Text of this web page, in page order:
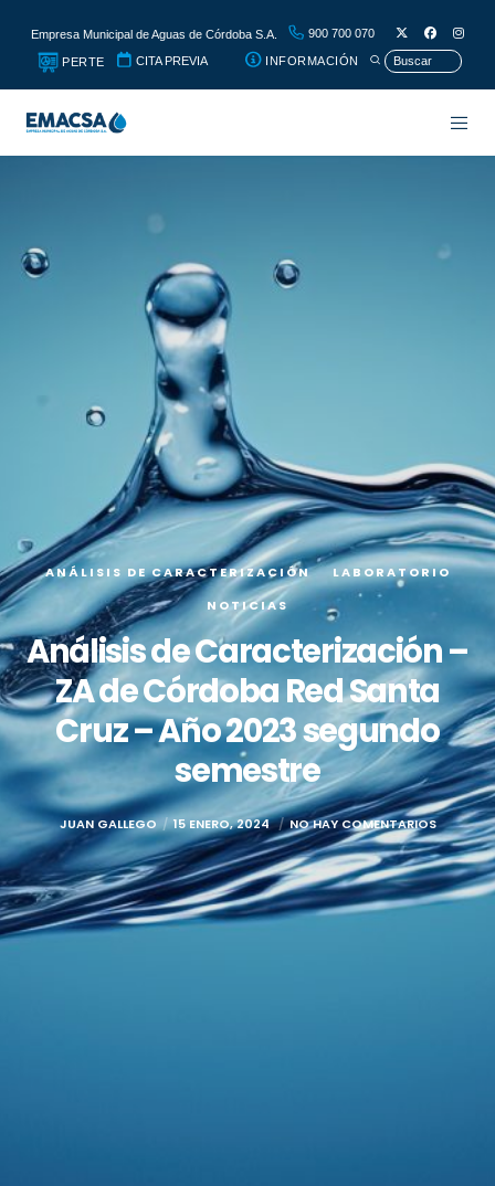
Empresa Municipal de Aguas de Córdoba S.A. 900 700 070
PERTE CITA PREVIA INFORMACIÓN
ANÁLISIS DE CARACTERIZACIÓN
LABORATORIO
NOTICIAS
Análisis de Caracterización –
ZA de Córdoba Red Santa
Cruz – Año 2023 segundo
semestre
JUAN GALLEGO 15 ENERO, 2024 NO HAY COMENTARIOS